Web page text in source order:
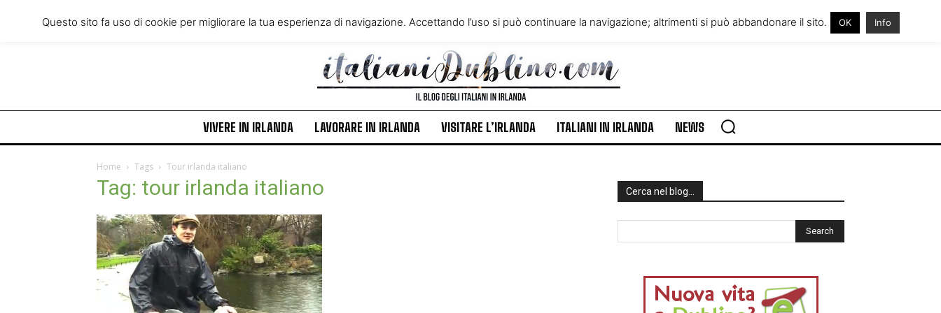
Thursday, August 6, 2026 VIVERE IN IRLANDA
VISITARE L’IRLANDA
ITALIANI IN IRLANDA
NEWS
VIVERE IN IRLANDA LAVORARE IN IRLANDA VISITARE L’IRLANDA ITALIANI IN IRLANDA NEWS
Home Tags Tour irlanda italiano
Tag: tour irlanda italiano Cerca nel blog…
Questo sito fa uso di cookie per migliorare la tua esperienza di navigazione. Accettando l’uso si può continuare la navigazione; altrimenti si può abbandonare il sito. OK Info